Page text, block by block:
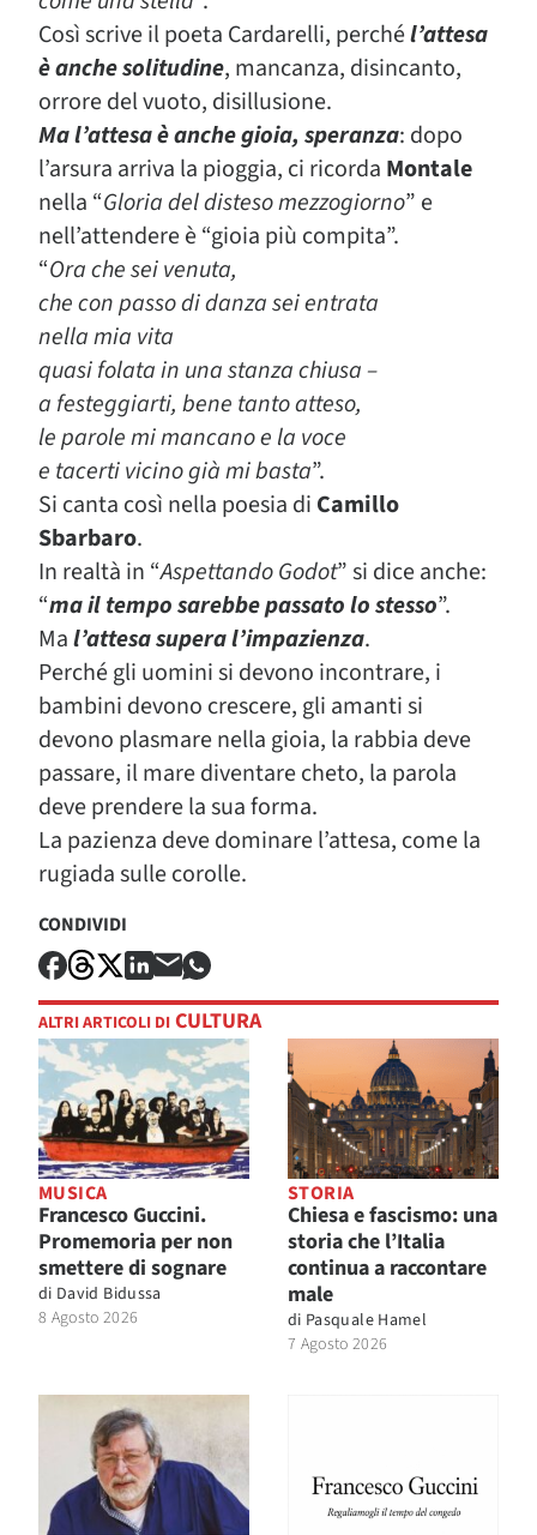
Così scrive il poeta Cardarelli, perchél’attesa
è anche solitudine, mancanza, disincanto,
orrore del vuoto, disillusione.
Ma l’attesa è anche gioia, speranza: dopo
l’arsura arriva la pioggia, ci ricorda Montale
nella “Gloria del disteso mezzogiorno” e
nell’attendere è “gioia più compita”.
“Ora che sei venuta,
che con passo di danza sei entrata
nella mia vita
quasi folata in una stanza chiusa –
a festeggiarti, bene tanto atteso,
le parole mi mancano e la voce
e tacerti vicino già mi basta”.
Si canta così nella poesia di Camillo
Sbarbaro.
In realtà in “Aspettando Godot” si dice anche:
“ma il tempo sarebbe passato lo stesso”.
Mal’attesa supera l’impazienza.
Perché gli uomini si devono incontrare, i
bambini devono crescere, gli amanti si
devono plasmare nella gioia, la rabbia deve
passare, il mare diventare cheto, la parola
deve prendere la sua forma.
La pazienza deve dominare l’attesa, come la
rugiada sulle corolle.
CONDIVIDI
ALTRI ARTICOLI DI CULTURA
MUSICA
Francesco Guccini.
Promemoria per non
smettere di sognare
di David Bidussa
8 Agosto 2026
STORIA
Chiesa e fascismo: una
storia che l’Italia
continua a raccontare
male
di Pasquale Hamel
7 Agosto 2026